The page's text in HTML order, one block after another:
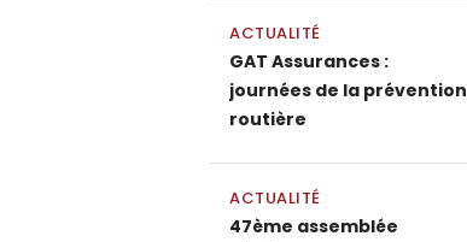
ACTUALITÉ
GAT Assurances :
journées de la prévention
routière
ACTUALITÉ
47ème assemblée